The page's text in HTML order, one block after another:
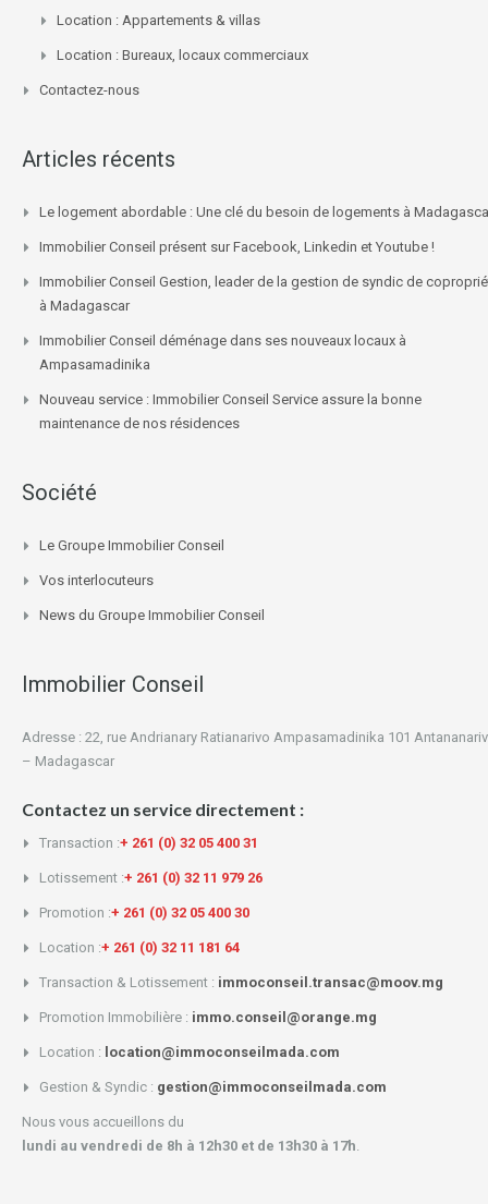
Location : Appartements & villas
Location : Bureaux, locaux commerciaux
Contactez-nous
Articles récents
Le logement abordable : Une clé du besoin de logements à
Immobilier Conseil présent sur Facebook, Linkedin et Youtube !
Immobilier Conseil Gestion, leader de la gestion de syndic de
à Madagascar
Immobilier Conseil déménage dans ses nouveaux locaux à
Ampasamadinika
Nouveau service : Immobilier Conseil Service assure la bonne
maintenance de nos résidences
Société
Le Groupe Immobilier Conseil
Vos interlocuteurs
News du Groupe Immobilier Conseil
Immobilier Conseil
Adresse : 22, rue Andrianary Ratianarivo Ampasamadinika 101
– Madagascar
Contactez un service directement :
Transaction :+ 261 (0) 32 05 400 31
Lotissement :+ 261 (0) 32 11 979 26
Promotion :+ 261 (0) 32 05 400 30
Location :+ 261 (0) 32 11 181 64
Transaction & Lotissement : immoconseil.transac@moov.mg
Promotion Immobilière : immo.conseil@orange.mg
Location : location@immoconseilmada.com
Gestion & Syndic : gestion@immoconseilmada.com
Nous vous accueillons du
lundi au vendredi de 8h à 12h30 et de 13h30 à 17h.